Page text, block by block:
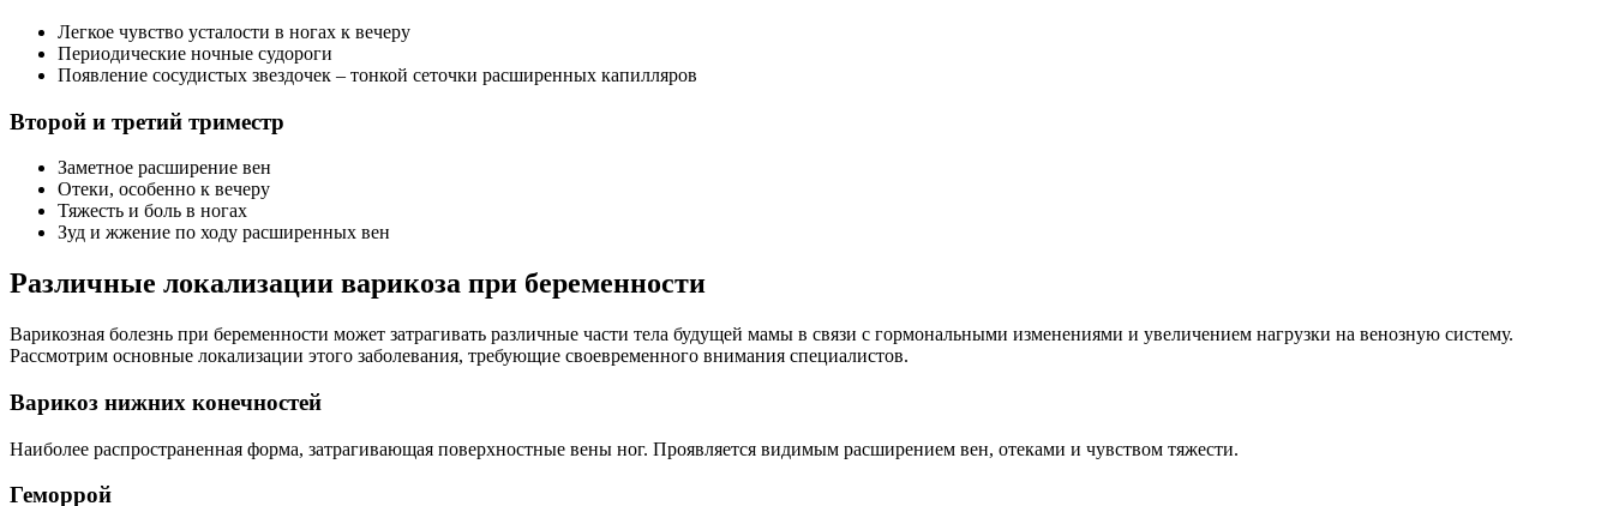
Легкое чувство усталости в ногах к вечеру
Периодические ночные судороги
Появление сосудистых звездочек – тонкой сеточки расширенных капилляров
Второй и третий триместр
Заметное расширение вен
Отеки, особенно к вечеру
Тяжесть и боль в ногах
Зуд и жжение по ходу расширенных вен
Различные локализации варикоза при беременности
Варикозная болезнь при беременности может затрагивать различные части тела будущей мамы в связи с гормональными изменениями и увеличением нагрузки на венозную систему.
Рассмотрим основные локализации этого заболевания, требующие своевременного внимания специалистов.
Варикоз нижних конечностей
Наиболее распространенная форма, затрагивающая поверхностные вены ног. Проявляется видимым расширением вен, отеками и чувством тяжести.
Геморрой